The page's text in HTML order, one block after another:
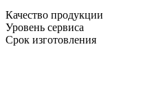
Качество продукции
Уровень сервиса
Срок изготовления